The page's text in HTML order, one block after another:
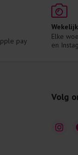
pay
Elke
en
Volg